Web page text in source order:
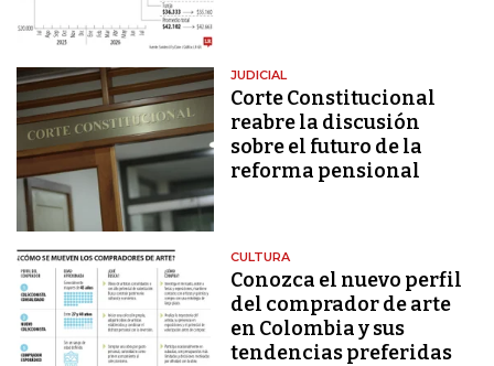
JUDICIAL
Corte Constitucional
reabre la discusión
sobre el futuro de la
reforma pensional
CULTURA
Conozca el nuevo perfil
del comprador de arte
en Colombia y sus
tendencias preferidas